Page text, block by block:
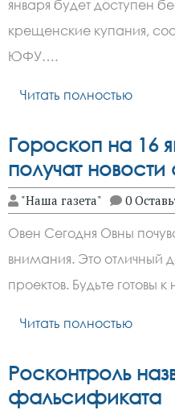
января будет доступен
крещенские купания,
ЮФУ….
Читать полностью
Гороскоп на 16
получат новости
"Наша газета" 0
Овен Сегодня Овны
внимания. Это отличный
проектов. Будьте
Читать полностью
Росконтроль
фальсификата